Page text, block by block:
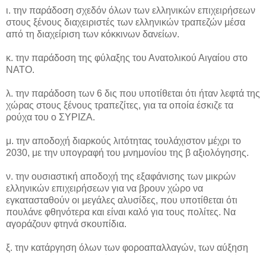
ι. την παράδοση σχεδόν όλων των ελληνικών επιχειρήσεων
στους ξένους διαχειριστές των ελληνικών τραπεζών μέσα
από τη διαχείριση των κόκκινων δανείων.
κ. την παράδοση της φύλαξης του Ανατολικού Αιγαίου στο
ΝΑΤΟ.
λ. την παράδοση των 6 δις που υποτίθεται ότι ήταν λεφτά της
χώρας στους ξένους τραπεζίτες, για τα οποία έσκιζε τα
ρούχα του ο ΣΥΡΙΖΑ.
μ. την αποδοχή διαρκούς λιτότητας τουλάχιστον μέχρι το
2030, με την υπογραφή του μνημονίου της β αξιολόγησης.
ν. την ουσιαστική αποδοχή της εξαφάνισης των μικρών
ελληνικών επιχειρήσεων για να βρουν χώρο να
εγκατασταθούν οι μεγάλες αλυσίδες, που υποτίθεται ότι
πουλάνε φθηνότερα και είναι καλό για τους πολίτες. Να
αγοράζουν φτηνά σκουπίδια.
ξ. την κατάργηση όλων των φοροαπαλλαγών, των αύξηση